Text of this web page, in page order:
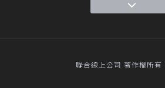
聯合線上公司 著作權所有